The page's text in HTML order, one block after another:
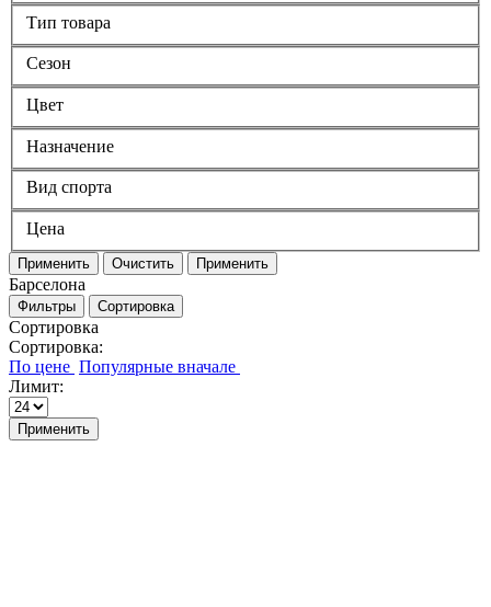
Тип товара
Сезон
Цвет
Назначение
Вид спорта
Цена
Применить Очистить Применить
Барселона
Фильтры Сортировка
Сортировка
Сортировка:
Лимит:
Применить